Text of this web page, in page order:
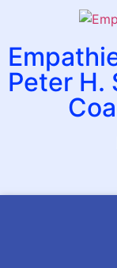
Peter H.